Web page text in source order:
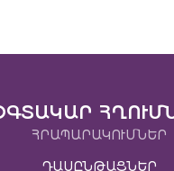
ՀՐԱՊԱՐԱԿՈՒՄՆԵՐ
ԴԱՍԸՆԹԱՑՆԵՐ